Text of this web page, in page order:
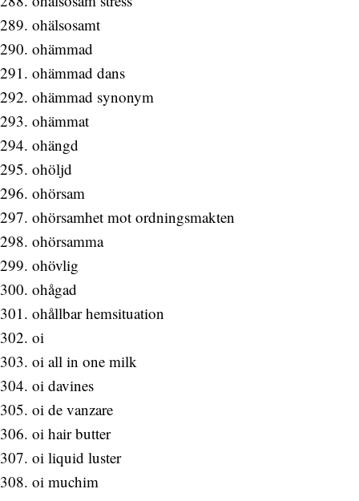
ohälsosamt
ohämmad
ohämmad dans
ohämmad synonym
ohämmat
ohängd
ohöljd
ohörsam
ohörsamhet mot ordningsmakten
ohörsamma
ohövlig
ohågad
ohållbar hemsituation
oi
oi all in one milk
oi davines
oi de vanzare
oi hair butter
oi liquid luster
oi muchim